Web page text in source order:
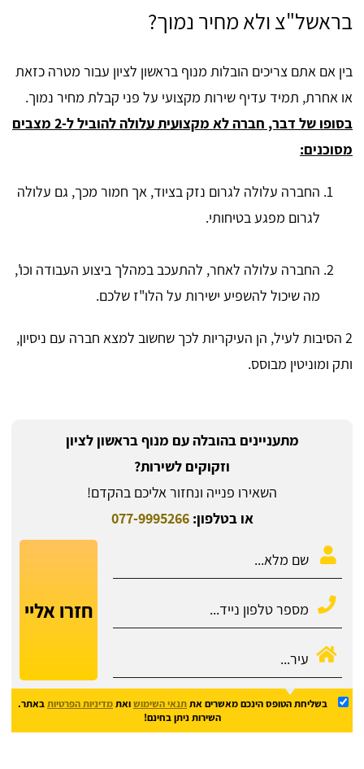
בראשל"צ ולא מחיר נמוך?
בין אם אתם צריכים הובלות מנוף בראשון לציון עבור מטרה כזאת
או אחרת, תמיד עדיף שירות מקצועי על פני קבלת מחיר נמוך.
בסופו של דבר, חברה לא מקצועית עלולה להוביל ל-2 מצבים
מסוכנים:
החברה עלולה לגרום נזק בציוד, אך חמור מכך, גם עלולה
לגרום מפגע בטיחותי.
החברה עלולה לאחר, להתעכב במהלך ביצוע העבודה וכו',
מה שיכול להשפיע ישירות על הלו"ז שלכם.
2 הסיבות לעיל, הן העיקריות לכך שחשוב למצא חברה עם ניסיון,
ותק ומוניטין מבוסס.
מתעניינים בהובלה עם מנוף בראשון לציון
וזקוקים לשירות?
השאירו פנייה ונחזור אליכם בהקדם!
או בטלפון:077-9995266
חזרו אליי
בשליחת הטופס הינכם מאשרים אתתנאי השימושואתמדיניות הפרטיותבאתר.
השירות ניתן בחינם!